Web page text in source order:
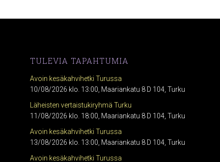
TULEVIA TAPAHTUMIA
Avoin kesäkahvihetki Turussa
10/08/2026 klo. 13:00, Maariankatu 8 D 104, Turku
Läheisten vertaistukiryhmä Turku
11/08/2026 klo. 18:00, Maariankatu 8 D 104, Turku
Avoin kesäkahvihetki Turussa
13/08/2026 klo. 13:00, Maariankatu 8 D 104, Turku
Avoin kesäkahvihetki Turussa